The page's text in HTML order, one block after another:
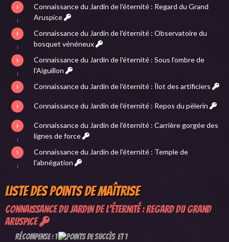
Connaissance du Jardin de l'éternité : Regard du Grand
Aruspice
Connaissance du Jardin de l'éternité : Observatoire du
bosquet vénéneux
Connaissance du Jardin de l'éternité : Sous l'ombre de
l'Aiguillon
Connaissance du Jardin de l'éternité : Îlot des artificiers
Connaissance du Jardin de l'éternité : Repos du pèlerin
Connaissance du Jardin de l'éternité : Carrière gorgée des
lignes de force
Connaissance du Jardin de l'éternité : Temple de
l'abnégation
Liste des points de maîtrise
Connaissance du Jardin de l'éternité : Regard du Grand
Aruspice
Récompense : 1 et 1